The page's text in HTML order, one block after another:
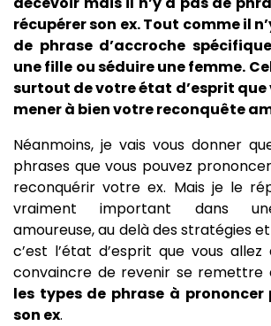
récupérer son ex. Tout comme il
de phrase d’accroche
une fille ou séduire une femme.
surtout de votre état d’esprit que
mener à bien votre reconquête
Néanmoins, je vais vous donner
phrases que vous pouvez
reconquérir votre ex. Mais je le
vraiment important dans
amoureuse, au delà des stratégies
c’est l’état d’esprit que vous
convaincre de revenir se remettre
les types de phrase à prononcer
son ex.